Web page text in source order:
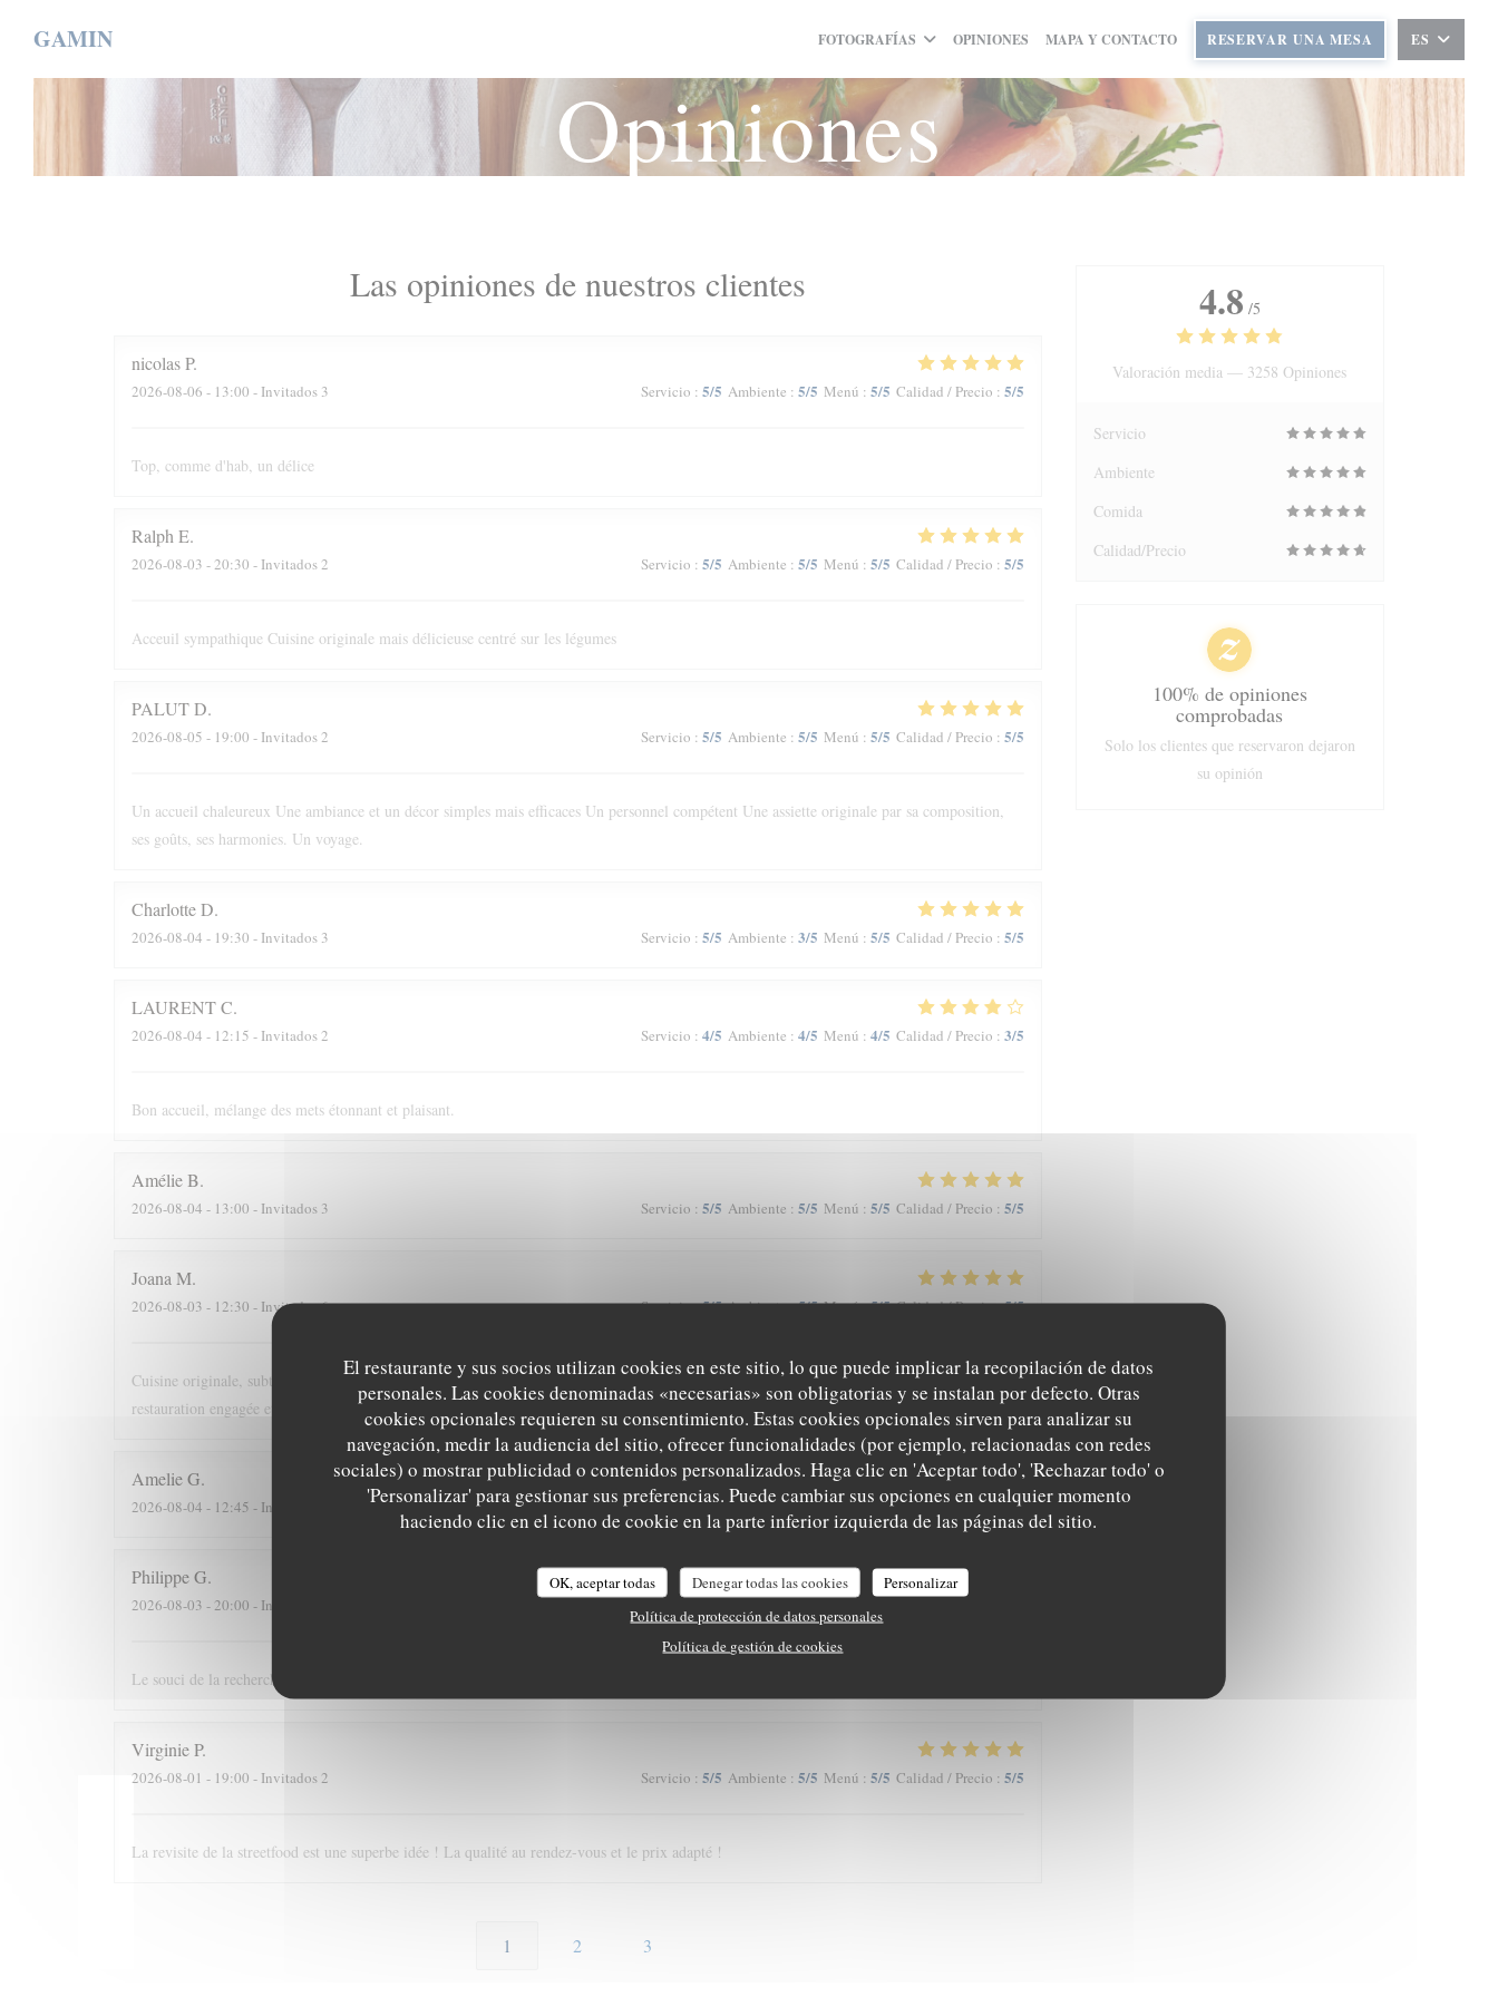
El restaurante y sus socios utilizan cookies en este sitio, lo que puede implicar la recopilación de datos
personales. Las cookies denominadas «necesarias» son obligatorias y se instalan por defecto. Otras
cookies opcionales requieren su consentimiento. Estas cookies opcionales sirven para analizar su
navegación, medir la audiencia del sitio, ofrecer funcionalidades (por ejemplo, relacionadas con redes
sociales) o mostrar publicidad o contenidos personalizados. Haga clic en 'Aceptar todo', 'Rechazar todo' o
'Personalizar' para gestionar sus preferencias. Puede cambiar sus opciones en cualquier momento
haciendo clic en el icono de cookie en la parte inferior izquierda de las páginas del sitio.
OK, aceptar todas Denegar todas las cookies
Personalizar
Política de protección de datos personales
Política de gestión de cookies
GAMIN FOTOGRAFÍAS OPINIONES MAPA Y CONTACTO RESERVAR UNA MESA ES
Opiniones
Las opiniones de nuestros clientes
nicolasP
2026-08-06 - 13:00 - Invitados 3 Servicio : 5/5 Ambiente : 5/5 Menú : 5/5 Calidad / Precio : 5/5
Top, comme d'hab, un délice
Ralph E
2026-08-03 - 20:30 - Invitados 2 Servicio : 5/5 Ambiente : 5/5 Menú : 5/5 Calidad / Precio : 5/5
Acceuil sympathique Cuisine originale mais délicieuse centré sur les légumes
PALUTD
2026-08-05 - 19:00 - Invitados 2 Servicio : 5/5 Ambiente : 5/5 Menú : 5/5 Calidad / Precio : 5/5
Un accueil chaleureux Une ambiance et un décor simples mais efficaces Un personnel compétent Une assiette originale par sa composition,
ses goûts, ses harmonies. Un voyage.
CharlotteD
2026-08-04 - 19:30 - Invitados 3 Servicio : 5/5 Ambiente : 3/5 Menú : 5/5 Calidad / Precio : 5/5
LAURENTC
2026-08-04 - 12:15 - Invitados 2 Servicio : 4/5 Ambiente : 4/5 Menú : 4/5 Calidad / Precio : 3/5
Bon accueil, mélange des mets étonnant et plaisant.
AmélieB
2026-08-04 - 13:00 - Invitados 3 Servicio : 5/5 Ambiente : 5/5 Menú : 5/5 Calidad / Precio : 5/5
Joana M
2026-08-03 - 12:30 - Invitados 6 Servicio:5/5 Ambiente:5/5 Menú:5/5 Calidad / Precio:5/5
Cuisine originale, subtile et authentique. Le tout dans un cadre cosy avec vue imprenable sur le bassin. J'adore cette approche de la
restauration engagée et raffinée, mais sans chichi. Jamais déçue. Sans nul doute, le meilleur restau de Saint-Nazaire!
AmelieG
2026-08-04 - 12:45 - Invitados 12 Servicio:5/5 Ambiente:5/5 Menú:5 /5 Calidad / Precio:5/5
PhilippeG
2026-08-03 - 20:00 - Invitados 3 Servicio:5/5 Ambiente:5/5 Menú 5/5
Le souci de la recherche et du changement dans le respect du goût et du u service…
VirginieP
2026-08-01 - 19:00 - Invitados 2 Servicio : 5/5 Ambiente : 5/5 Menú : 5/5 Calidad / Precio : 5/5
La revisite de la streetfood est une superbe idée ! La qualité au rendez-vous et le prix adapté !
1 2 3
4.8 /5
Valoración media — 3258 Opiniones
Servicio
Ambiente
Comida
Calidad/Precio
100% de opiniones
comprobadas
Solo los clientes que reservaron dejaron
su opinión